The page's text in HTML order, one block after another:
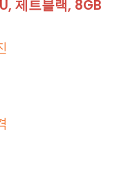
제트블랙, 8GB